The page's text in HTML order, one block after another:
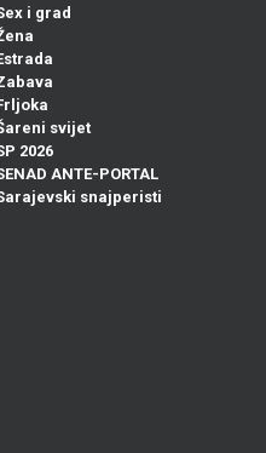
i grad
svijet
2026
ANTE-PORTAL
snajperisti